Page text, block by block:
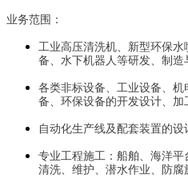
业务范围：
工业高压清洗机、新型环保
备、水下机器人等研发、制造
各类非标设备、工业设备、
备、环保设备的开发设计、加
自动化生产线及配套装置的设
专业工程施工：船舶、海洋
清洗、维护、潜水作业、防腐